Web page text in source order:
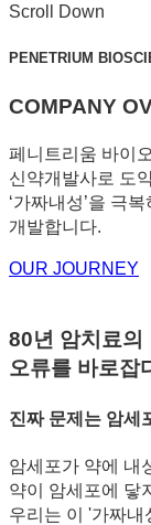
Scroll Down
PENETRIUM
COMPANY
페니트리움 바이
신약개발사로 도
‘가짜내성’을 극
개발합니다.
OUR JOURNEY
80년 암치료의
오류를 바로잡
진짜 문제는 암세
암세포가 약에 내
약이 암세포에 닿
우리는 이 '가짜내